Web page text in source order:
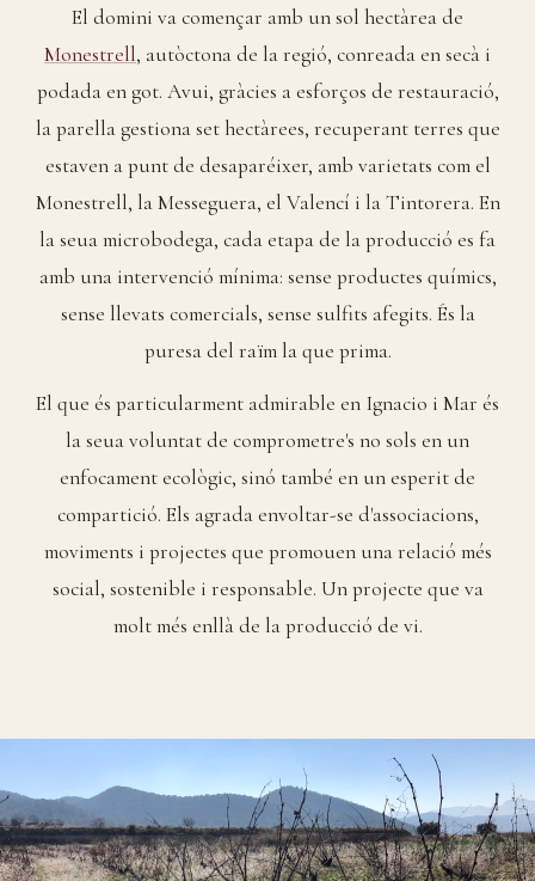
El domini va començar amb un sol hectàrea de
Monestrell, autòctona de la regió, conreada en secà i
podada en got. Avui, gràcies a esforços de restauració,
la parella gestiona set hectàrees, recuperant terres que
estaven a punt de desaparéixer, amb varietats com el
Monestrell, la Messeguera, el Valencí i la Tintorera. En
la seua microbodega, cada etapa de la producció es fa
amb una intervenció mínima: sense productes químics,
sense llevats comercials, sense sulfits afegits. És la
puresa del raïm la que prima.
El que és particularment admirable en Ignacio i Mar és
la seua voluntat de comprometre's no sols en un
enfocament ecològic, sinó també en un esperit de
compartició. Els agrada envoltar-se d'associacions,
moviments i projectes que promouen una relació més
social, sostenible i responsable. Un projecte que va
molt més enllà de la producció de vi.